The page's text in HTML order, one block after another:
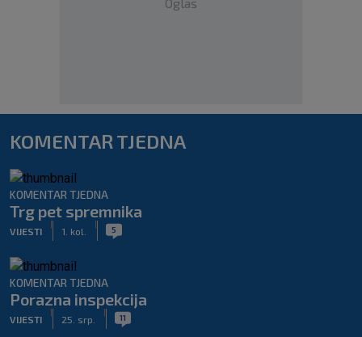
KOMENTAR TJEDNA
KOMENTAR TJEDNA
Trg pet spremnika
VIJESTI 1. kol. 5
KOMENTAR TJEDNA
Porazna inspekcija
VIJESTI 25. srp. 11